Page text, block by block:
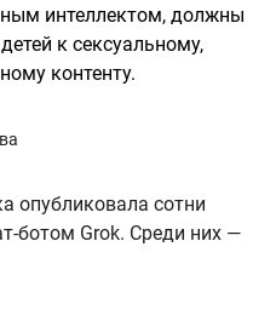
интеллектом, должны
к сексуальному,
контенту.
опубликовала сотни
ботом Grok. Среди них —